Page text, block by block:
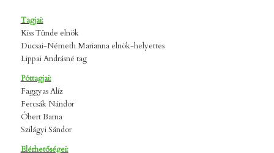
Tagjai:
Kiss Tünde elnök
Ducsai-Németh Marianna elnök-helyettes
Lippai Andrásné tag
Póttagjai:
Faggyas Alíz
Fercsák Nándor
Óbert Barna
Szilágyi Sándor
Elérhetőségei: